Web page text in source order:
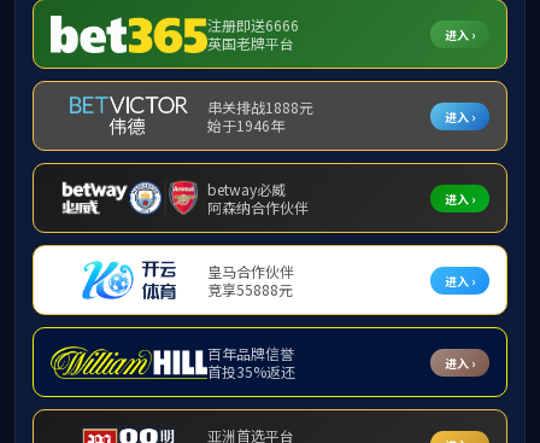
团内通知
为深入践行人
层改革、实施社
为弘扬中
协会在玉河社